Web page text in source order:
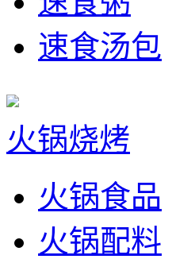
速食汤包
火锅烧烤
火锅食品
火锅配料